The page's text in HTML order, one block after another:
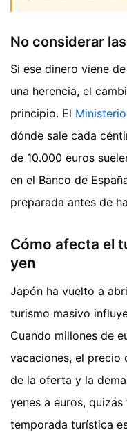
No considerar
Si ese dinero viene
una herencia, el
principio. El
dónde sale cada
de 10.000 euros
en el Banco de
preparada antes de
Cómo afecta el
yen
Japón ha vuelto a
turismo masivo
Cuando millones de
vacaciones, el precio
de la oferta y la
yenes a euros,
temporada turística